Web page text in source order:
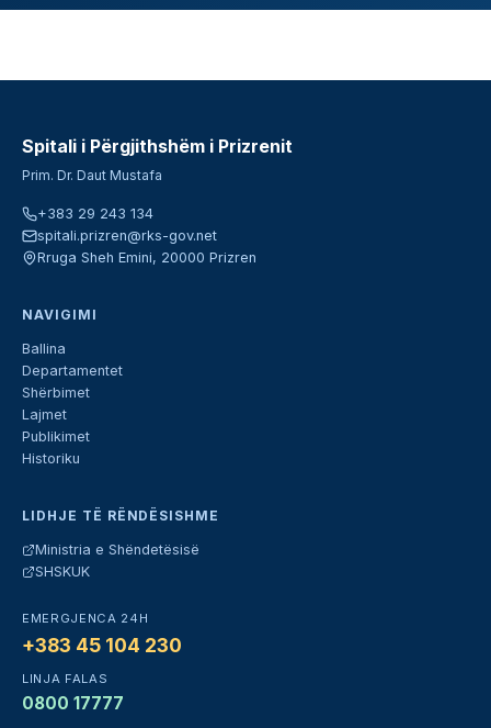
Spitali i Përgjithshëm i Prizrenit
Prim. Dr. Daut Mustafa
+383 29 243 134
spitali.prizren@rks-gov.net
Rruga Sheh Emini, 20000 Prizren
NAVIGIMI
Ballina
Departamentet
Shërbimet
Lajmet
Publikimet
Historiku
LIDHJE TË RËNDËSISHME
Ministria e Shëndetësisë
SHSKUK
EMERGJENCA 24H
+383 45 104 230
LINJA FALAS
0800 17777